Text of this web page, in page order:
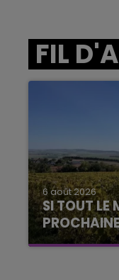
FIL
6 août 2026
SI TOUT LE
La vendange